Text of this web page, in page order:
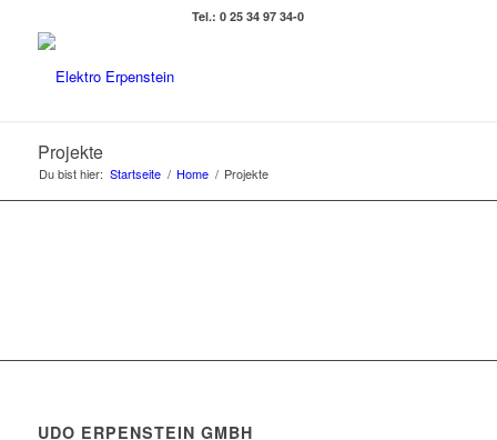
Tel.: 0 25 34 97 34-0
Projekte
Du bist hier: Startseite / Home / Projekte
UDO ERPENSTEIN GMBH